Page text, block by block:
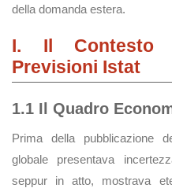
della domanda estera.
I. Il Contesto
Previsioni Istat
1.1 Il Quadro
Prima della pubblicazione
globale presentava
seppur in atto, mostrava